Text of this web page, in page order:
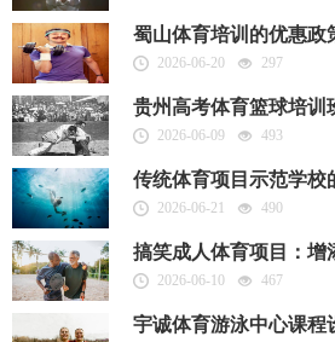
蜀山体育培训的优惠政
2026-06-20 297
贵州高考体育篮球培训
2026-06-09 493
传统体育项目示范学校
2026-06-21 490
搞笑成人体育项目：增
2026-06-10 467
宇诚体育游泳中心课程